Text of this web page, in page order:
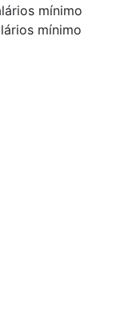
mínimo
mínimo